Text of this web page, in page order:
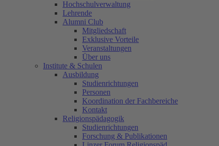
Hochschulverwaltung
Lehrende
Alumni Club
Mitgliedschaft
Exklusive Vorteile
Veranstaltungen
Über uns
Institute & Schulen
Ausbildung
Studienrichtungen
Personen
Koordination der Fachbereiche
Kontakt
Religionspädagogik
Studienrichtungen
Forschung & Publikationen